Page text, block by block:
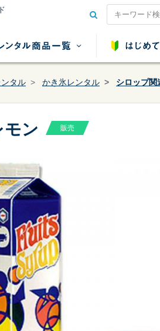
品レンタル
タル かき氷レンタル シロップ関
モン 販売